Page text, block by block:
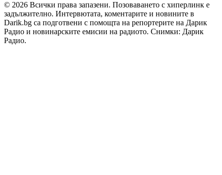
© 2026 Всички права запазени. Позоваването с хиперлинк е
задължително. Интервютата, коментарите и новините в
Darik.bg са подготвени с помощта на репортерите на Дарик
Радио и новинарските емисии на радиото. Снимки: Дарик
Радио.